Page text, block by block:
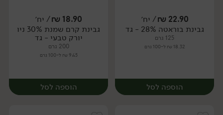
יח׳ יח׳
22.90
₪/ יח׳
גבינת בוראטה 28% - גד
125 גרם
18.32 ₪ ל-100 גרם
הוספה לסל
18.90
₪/ יח׳
גבינת קרם שמנת 30% ניו
יורק טבעי - גד
200 גרם
9.45 ₪ ל-100 גרם
הוספה לסל